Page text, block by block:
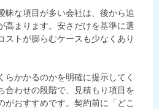
昧な項目が多い会社は、後から追
高まります。安さだけを基準に選
ストが膨らむケースも少なくあり
らかかるのかを明確に提示してく
合わせの段階で、見積もり項目を
がおすすめです。契約前に「どこ